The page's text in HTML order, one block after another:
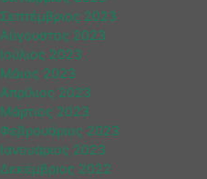
Σεπτέμβριος 2023
Αύγουστος 2023
Ιούλιος 2023
Μάιος 2023
Απρίλιος 2023
Μάρτιος 2023
Φεβρουάριος 2023
Ιανουάριος 2023
Δεκέμβριος 2022